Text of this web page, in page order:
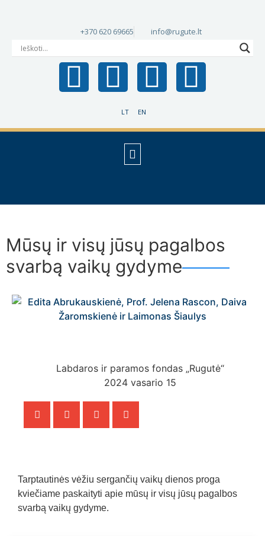
LT EN
+370 620 69665 info@rugute.lt
Mūsų ir visų jūsų pagalbos
svarbą vaikų gydyme
Labdaros ir paramos fondas „Rugutė“
2024 vasario 15
Tarptautinės vėžiu sergančių vaikų dienos proga
kviečiame paskaityti apie mūsų ir visų jūsų pagalbos
svarbą vaikų gydyme.